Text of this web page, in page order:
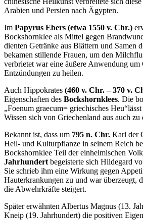
Arabien und Persien nach Ägypten.
Im Papyrus Ebers (etwa 1550 v. Chr.)
Bockshornklee als Mittel gegen
dienten Getränke aus Blättern und Samen
bekamen stillende Frauen, um den
verbrietet war eine äußere Anwendung um
Entzündungen zu heilen.
Auch Hippokrates (460 v. Chr. – 370 v.
Eigenschaften des Bockshornklees. Die
„Foenum graecum= griechisches
Wissen sich von Griechenland aus auch zu
Bekannt ist, dass um 795 n. Chr. Karl der
Heil- und Kulturpflanze in seinem Reich
Bockshornklee Teil der einheimischen
Jahrhundert begeisterte sich Hildegard
Sie schrieb ihm eine Wirkung gegen
Hauterkrankungen zu und war überzeugt,
die Abwehrkräfte steigert.
Später erwähnten Albertus Magnus (13.
Kneip (19. Jahrhundert) die positiven